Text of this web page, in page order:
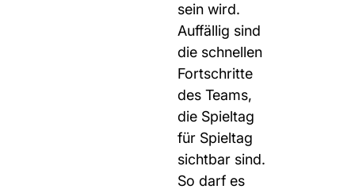
sein wird.
Auffällig sind
die schnellen
Fortschritte
des Teams,
die Spieltag
für Spieltag
sichtbar sind.
So darf es